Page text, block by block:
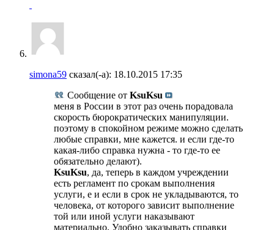
simona59 сказал(-а): 18.10.2015 17:35
Сообщение от KsuKsu
меня в России в этот раз очень порадовала
скорость бюрократических манипуляции.
поэтому в спокойном режиме можно сделать
любые справки, мне кажется. и если где-то
какая-либо справка нужна - то где-то ее
обязательно делают).
KsuKsu, да, теперь в каждом учреждении
есть регламент по срокам выполнения
услуги, е и если в срок не укладываются, то
человека, от которого зависит выполнение
той или иной услуги наказывают
материально. Удобно заказывать справки